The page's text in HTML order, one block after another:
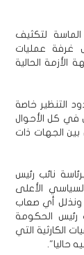
لتكثيف
غرفة عمليات
الحالية
التنظير خاصة
في كل الأحوال
الجهات ذات
نائب رئيس
الأعلى
ونذلل أي صعاب
رئيس الحكومة
الكارثية التي
حاليا".